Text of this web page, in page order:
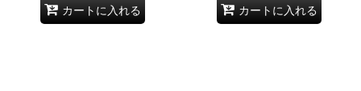
カートに入れる カートに入れる